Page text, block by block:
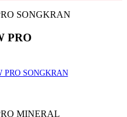
PRO
SONGKRAN